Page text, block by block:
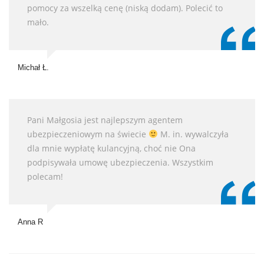
pomocy za wszelką cenę (niską dodam). Polecić to
mało.
Michał Ł.
Pani Małgosia jest najlepszym agentem
ubezpieczeniowym na świecie
M. in. wywalczyła
dla mnie wypłatę kulancyjną, choć nie Ona
podpisywała umowę ubezpieczenia. Wszystkim
polecam!
Anna R